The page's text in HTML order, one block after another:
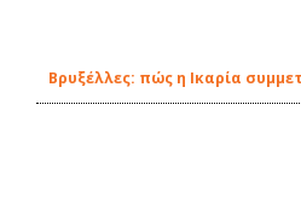
Βρυξέλλες: πώς η Ικαρία